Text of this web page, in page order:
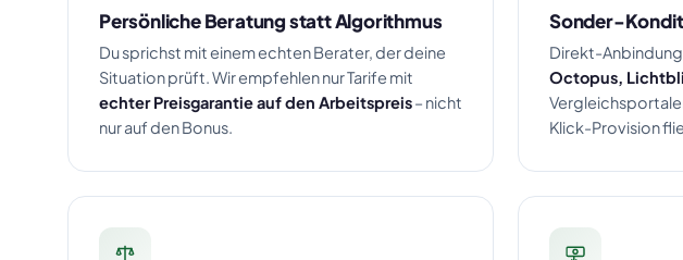
Persönliche Beratung statt Algorithmus
Du sprichst mit einem echten Berater, der deine
Situation prüft. Wir empfehlen nur Tarife mit
echter Preisgarantie auf den Arbeitspreis– nicht
nur auf den Bonus.
Sonder-
Direkt-
Octopus,
Klick-Provision